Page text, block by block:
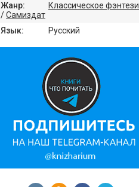
Жанр:
Классическое фэнтези
/Самиздат
Язык:
Русский